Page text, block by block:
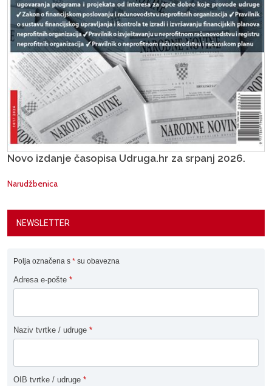
Novo izdanje časopisa Udruga.hr za srpanj 2026.
Narudžbenica
NEWSLETTER
Polja označena s * su obavezna
Adresa e-pošte *
Naziv tvrtke / udruge *
OIB tvrtke / udruge *